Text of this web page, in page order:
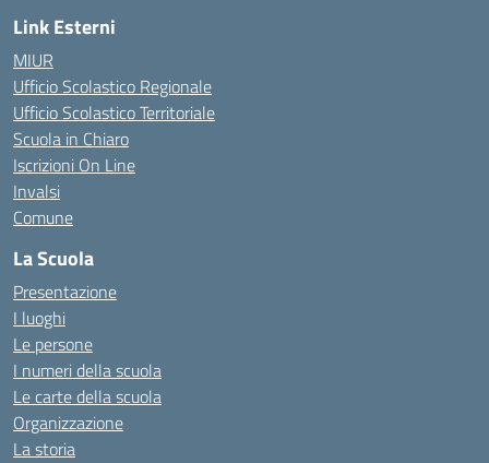
Link Esterni
MIUR
Ufficio Scolastico Regionale
Ufficio Scolastico Territoriale
Scuola in Chiaro
Iscrizioni On Line
Invalsi
Comune
La Scuola
Presentazione
I luoghi
Le persone
I numeri della scuola
Le carte della scuola
Organizzazione
La storia